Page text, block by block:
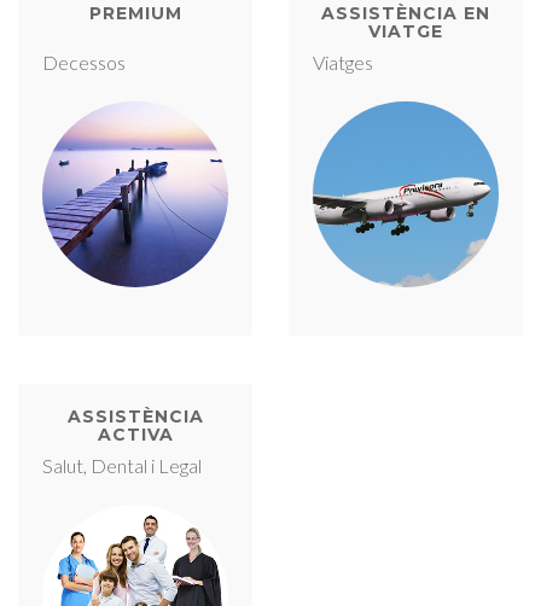
PREMIUM
Decessos
ASSISTÈNCIA EN
VIATGE
Viatges
ASSISTÈNCIA
ACTIVA
Salut, Dental i Legal